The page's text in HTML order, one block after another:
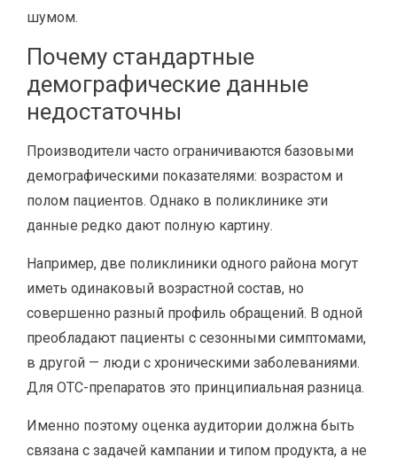
шумом.
Почему стандартные
демографические данные
недостаточны
Производители часто ограничиваются базовыми
демографическими показателями: возрастом и
полом пациентов. Однако в поликлинике эти
данные редко дают полную картину.
Например, две поликлиники одного района могут
иметь одинаковый возрастной состав, но
совершенно разный профиль обращений. В одной
преобладают пациенты с сезонными симптомами,
в другой — люди с хроническими заболеваниями.
Для OTC-препаратов это принципиальная разница.
Именно поэтому оценка аудитории должна быть
связана с задачей кампании и типом продукта, а не